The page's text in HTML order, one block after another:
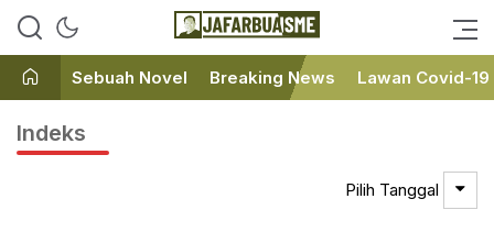
JafarBua
Ini bukan Media Online, Ini
Sebuah Novel Breaking News Lawan Covid-19
Indeks
Pilih Tanggal